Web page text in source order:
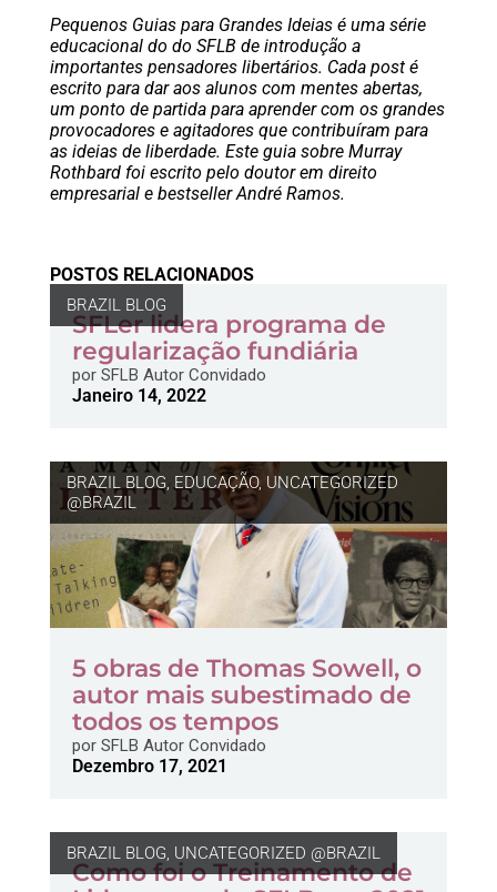
Pequenos Guias para Grandes Ideias é uma série
educacional do do SFLB de introdução a
importantes pensadores libertários. Cada post é
escrito para dar aos alunos com mentes abertas,
um ponto de partida para aprender com os grandes
provocadores e agitadores que contribuíram para
as ideias de liberdade. Este guia sobre Murray
Rothbard foi escrito pelo doutor em direito
empresarial e bestseller André Ramos.
POSTOS RELACIONADOS
BRAZIL BLOG
SFLer lidera programa de
regularização fundiária
porSFLB Autor Convidado
Janeiro 14, 2022
BRAZIL BLOG, EDUCAÇÃO, UNCATEGORIZED
@BRAZIL
5 obras de Thomas Sowell, o
autor mais subestimado de
todos os tempos
porSFLB Autor Convidado
Dezembro 17, 2021
BRAZIL BLOG, UNCATEGORIZED @BRAZIL
Como foi o Treinamento de